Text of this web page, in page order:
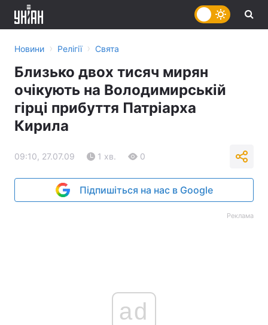
Новини › Релігії › Свята
Близько двох тисяч мирян
очікують на Володимирській
гірці прибуття Патріарха
Кирила
09:10, 27.07.09 1 хв. 0
Підпишіться на нас в Google
Реклама
ad